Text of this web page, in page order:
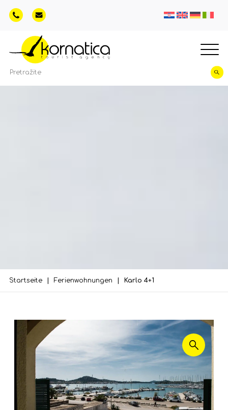
Startseite Ferienwohnungen Karlo 4+1